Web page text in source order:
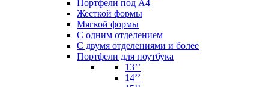
Портфели под А4
Жесткой формы
Мягкой формы
С одним отделением
С двумя отделениями и более
Портфели для ноутбука
13’’
14’’